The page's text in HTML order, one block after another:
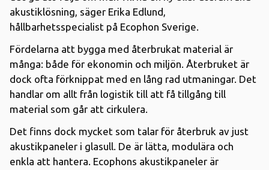
akustiklösning, säger Erika Edlund,
hållbarhetsspecialist på Ecophon Sverige.
Fördelarna att bygga med återbrukat material är
många: både för ekonomin och miljön. Återbruket är
dock ofta förknippat med en lång rad utmaningar. Det
handlar om allt från logistik till att få tillgång till
material som går att cirkulera.
Det finns dock mycket som talar för återbruk av just
akustikpaneler i glasull. De är lätta, modulära och
enkla att hantera. Ecophons akustikpaneler är